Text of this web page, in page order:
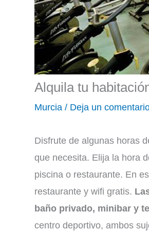
Alquila tu
Murcia / Deja un
Disfrute de algunas horas
que necesita. Elija la hora
piscina o restaurante. En
restaurante y wifi gratis.
baño privado, minibar y
centro deportivo, ambos